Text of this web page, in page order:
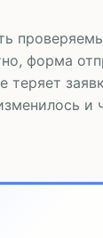
форма
теряет
и